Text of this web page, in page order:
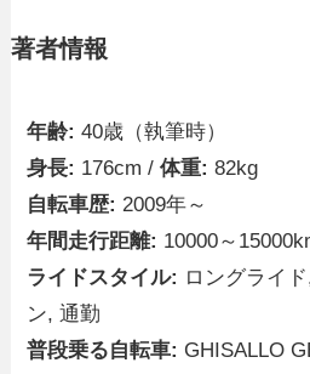
著者情報
年齢: 40歳（執筆時）
身長: 176cm /体重: 82kg
自転車歴: 2009年～
年間走行距離: 10000～
ライドスタイル: ロングライ
ン, 通勤
普段乗る自転車: GHISALLO